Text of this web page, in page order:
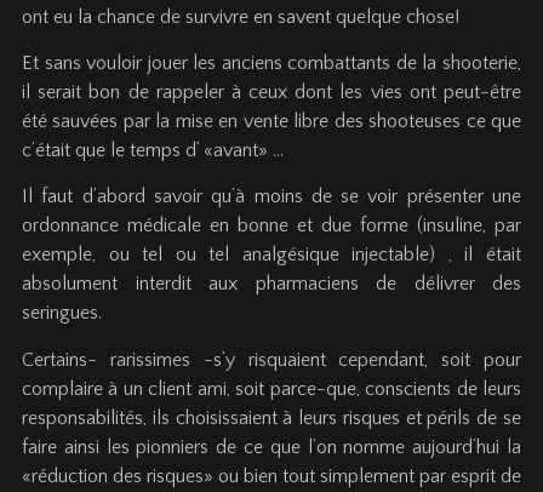
ont eu la chance de survivre en savent quelque chose!
Et sans vouloir jouer les anciens combattants de la shooterie,
il serait bon de rappeler à ceux dont les vies ont peut-être
été sauvées par la mise en vente libre des shooteuses ce que
c’était que le temps d’ «avant» …
Il faut d’abord savoir qu’à moins de se voir présenter une
ordonnance médicale en bonne et due forme (insuline, par
exemple, ou tel ou tel analgésique injectable) , il était
absolument interdit aux pharmaciens de délivrer des
seringues.
Certains- rarissimes -s’y risquaient cependant, soit pour
complaire à un client ami, soit parce-que, conscients de leurs
responsabilités, ils choisissaient à leurs risques et périls de se
faire ainsi les pionniers de ce que l’on nomme aujourd’hui la
«réduction des risques» ou bien tout simplement par esprit de